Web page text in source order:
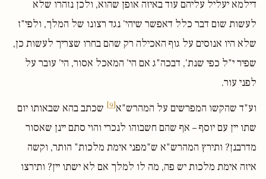
דילמא יעליל עליהם עוד באיזה אופן שהוא, ולכן נזהרו שלא
לעשות שום דבר כלל דאפשר שיהי' נגד רצונו של המלך, ולפי"ז
שלא היו אנוסים על גוף האכילה רק שהם בחרו שצריך לעשות כן,
שפיר י"ל כפי שנת', דבכה"ג אם הי' המאכל אסור, הי' עובר על
לפני עור.
וע"ד שהקשו המפרשים על המהרש"א[9]
שכתב בהא שבאותו יום
שתו יין עם יוסף – אף שהם חשבוהו לנכרי והוי סתם יינן שאסור
מדרבנן? ותירץ המהרש"א ש"מפני אימת מלכות" הותר, וקשה
איזה אימת מלכות יש פה, מה לו למלך אם לא ישתו יין? ותירצו